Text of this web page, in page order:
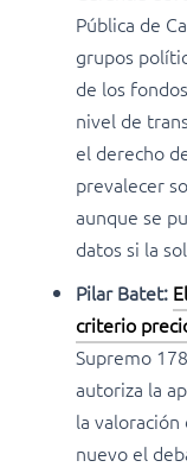
Pública de
grupos
de los
nivel de
el derecho
prevalecer
aunque se
datos si la
Pilar Batet:
criterio
Supremo
autoriza la
la
nuevo el